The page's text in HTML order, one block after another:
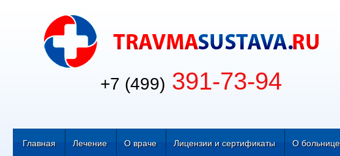
+7 (499) 391-73-94
Главная Лечение О враче Лицензии и сертификаты О больнице